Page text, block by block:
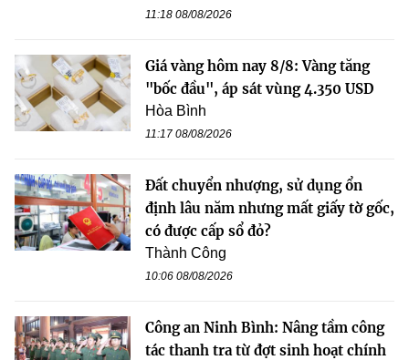
11:18 08/08/2026
Giá vàng hôm nay 8/8: Vàng tăng
"bốc đầu", áp sát vùng 4.350 USD
Hòa Bình
11:17 08/08/2026
Đất chuyển nhượng, sử dụng ổn
định lâu năm nhưng mất giấy tờ gốc,
có được cấp sổ đỏ?
Thành Công
10:06 08/08/2026
Công an Ninh Bình: Nâng tầm công
tác thanh tra từ đợt sinh hoạt chính